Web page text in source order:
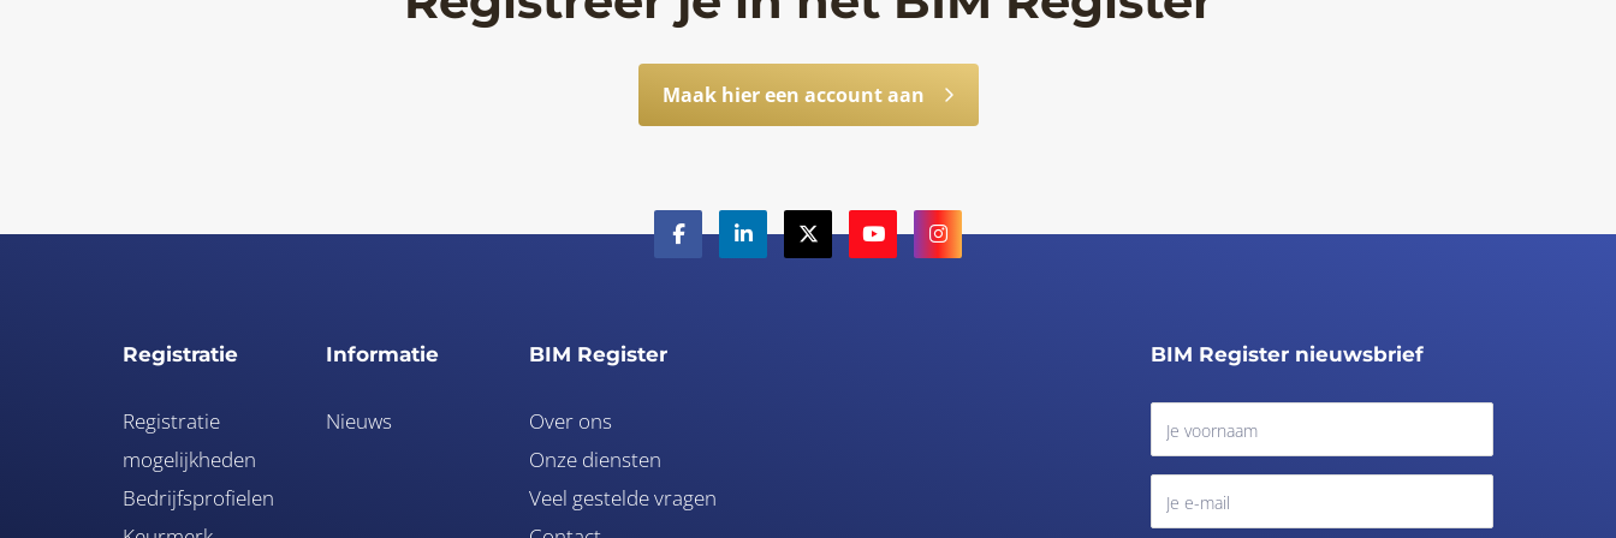
Maak hier een account aan
Registratie
Registratie
mogelijkheden
Bedrijfsprofielen
Informatie
Nieuws
BIM Register
Over ons
Onze diensten
Veel gestelde vragen
BIM Register nieuwsbrief